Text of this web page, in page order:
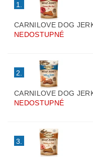
1.
CARNILOVE DOG
NEDOSTUPNÉ
2.
CARNILOVE DOG
NEDOSTUPNÉ
3.